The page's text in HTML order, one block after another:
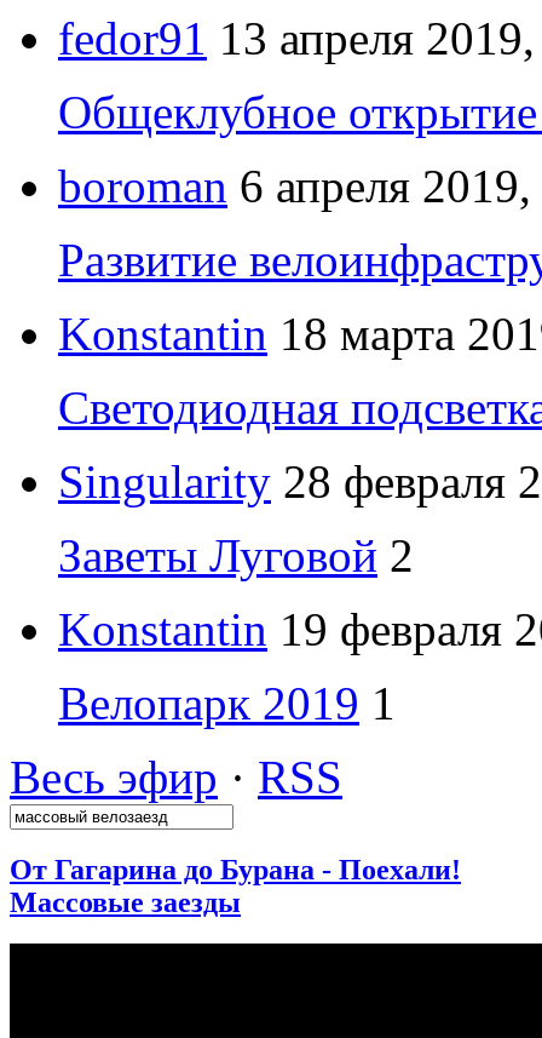
fedor91 13 апреля
Общеклубное открытие
boroman 6 апреля
Развитие
Konstantin 18 марта
Светодиодная
Singularity 28 февраля
Заветы Луговой 2
Konstantin 19 февраля
Велопарк 2019 1
Весь эфир · RSS
От Гагарина до Бурана - Поехали!
Массовые заезды